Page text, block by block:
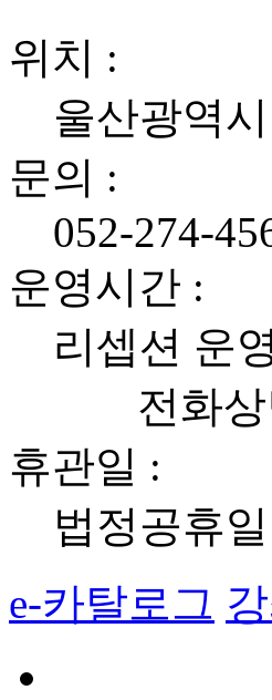
위치 :
울산광역
문의 :
052-274-
운영시간 :
리셉션 운
전화
휴관일 :
법정공휴일
e-카탈로그